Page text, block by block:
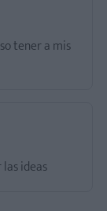
tener a mis
ideas